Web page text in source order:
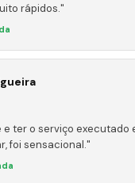
rápidos."
ter o serviço executado
foi sensacional."